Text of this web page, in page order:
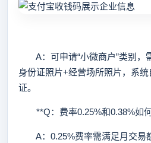
A：可申请“小微商户”类别，
身份证照片+经营场所照片，系
证。
**Q：费率0.25%和0.38%如
A：0.25%费率需满足月交易